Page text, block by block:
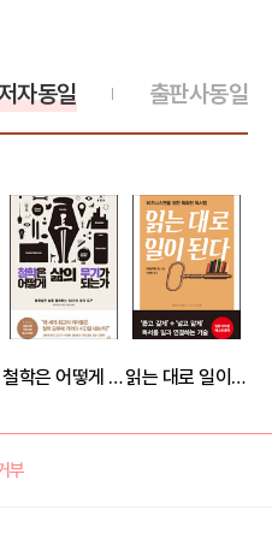
출판사동일
자동일
철학은 어떻게 삶의 무기가 되는가 읽는 대로 일이 된다
부